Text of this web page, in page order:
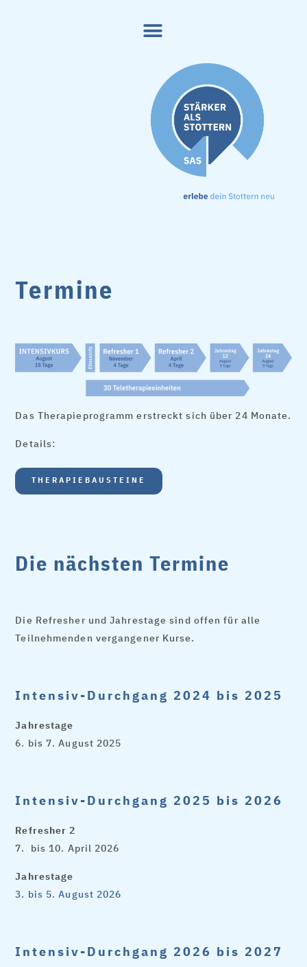
Termine
Das Therapieprogramm erstreckt sich über 24 Monate.
Details:
THERAPIEBAUSTEINE
Die nächsten Termine
Die Refresher und Jahrestage sind offen für alle
Teilnehmenden vergangener Kurse.
Intensiv-Durchgang 2024 bis 2025
Jahrestage
6. bis 7. August 2025
Intensiv-Durchgang 2025 bis 2026
Refresher 2
7. bis 10. April 2026
Jahrestage
3. bis 5. August 2026
Intensiv-Durchgang 2026 bis 2027